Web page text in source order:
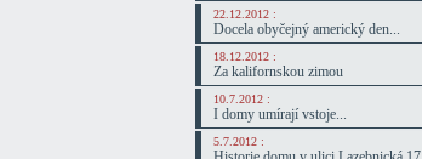
22.12.2012 :
Docela obyčejný americký den...
18.12.2012 :
Za kalifornskou zimou
10.7.2012 :
I domy umírají vstoje...
5.7.2012 :